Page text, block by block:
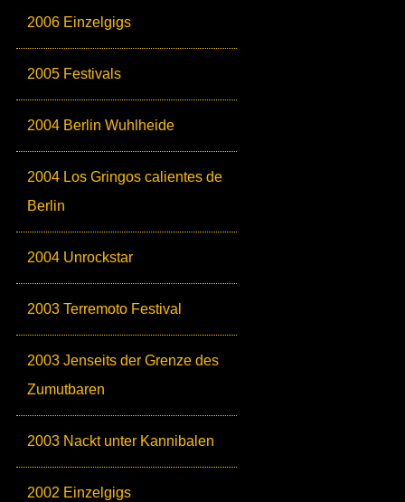
2006 Einzelgigs
2005 Festivals
2004 Berlin Wuhlheide
2004 Los Gringos calientes de
Berlin
2004 Unrockstar
2003 Terremoto Festival
2003 Jenseits der Grenze des
Zumutbaren
2003 Nackt unter Kannibalen
2002 Einzelgigs